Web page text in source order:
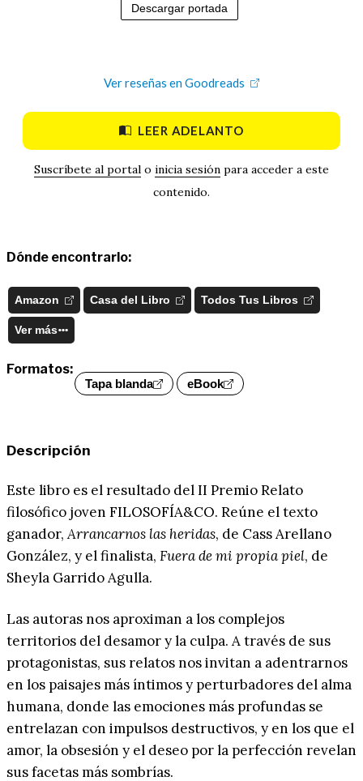
Descargar portada
Ver reseñas en Goodreads
LEER ADELANTO
Suscríbete al portal o inicia sesión para acceder a este
contenido.
Dónde encontrarlo:
Amazon Casa del Libro Todos Tus Libros
Ver más
Formatos:
Tapa blanda eBook
Descripción
Este libro es el resultado del II Premio Relato
filosófico joven FILOSOFÍA&CO. Reúne el texto
ganador,Arrancarnos las heridas, de Cass Arellano
González, y el finalista, Fuera de mi propia piel, de
Sheyla Garrido Agulla.
Las autoras nos aproximan a los complejos
territorios del desamor y la culpa. A través de sus
protagonistas, sus relatos nos invitan a adentrarnos
en los paisajes más íntimos y perturbadores del alma
humana, donde las emociones más profundas se
entrelazan con impulsos destructivos, y en los que el
amor, la obsesión y el deseo por la perfección revelan
sus facetas más sombrías.